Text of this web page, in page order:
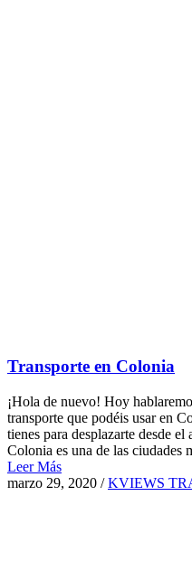
Transporte en Colonia
¡Hola de nuevo! Hoy
transporte que podéis usar en
tienes para desplazarte desde
Colonia es una de las ciudades
Leer Más
marzo 29, 2020 /KVIEWS